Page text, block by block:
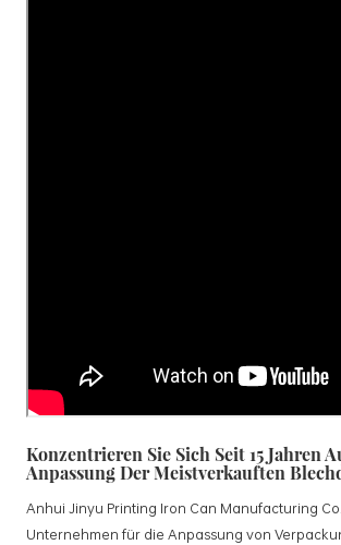
Konzentrieren Sie Sich Seit 15 Jahren
Anpassung Der Meistverkauften
Anhui Jinyu Printing Iron Can Manufacturing
Unternehmen für die Anpassung von